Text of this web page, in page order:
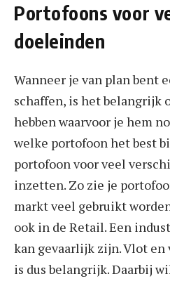
Portofoons voor
doeleinden
Wanneer je van plan bent
schaffen, is het belangrijk
hebben waarvoor je hem
welke portofoon het best
portofoon voor veel
inzetten. Zo zie je
markt veel gebruikt
ook in de Retail. Een
kan gevaarlijk zijn. Vlot
is dus belangrijk. Daarbij